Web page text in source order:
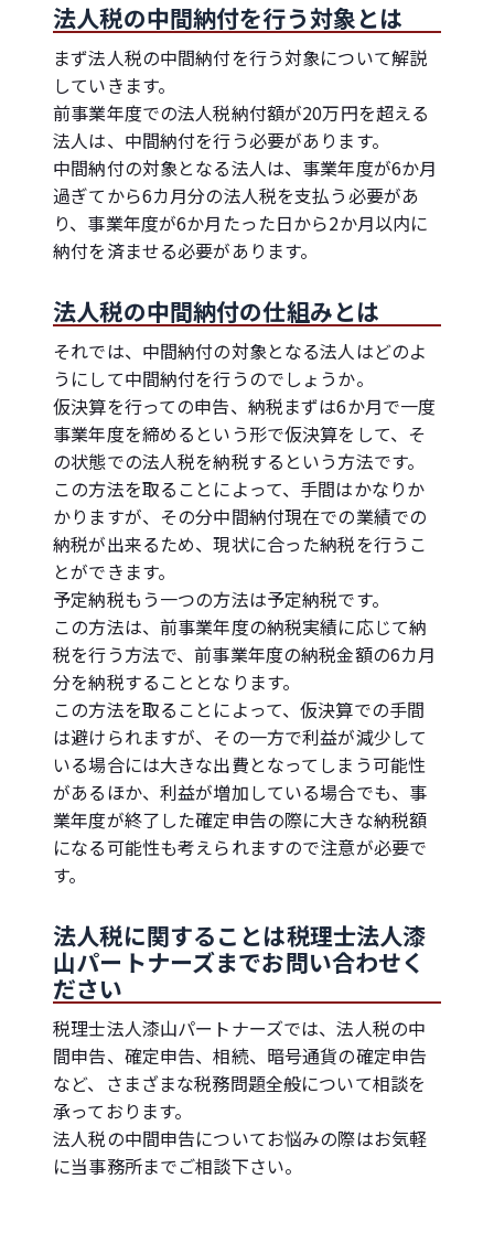
法人税の中間納付を行う対象とは
まず法人税の中間納付を行う対象について解説
していきます。
前事業年度での法人税納付額が20万円を超える
法人は、中間納付を行う必要があります。
中間納付の対象となる法人は、事業年度が6か月
過ぎてから6カ月分の法人税を支払う必要があ
り、事業年度が6か月たった日から2か月以内に
納付を済ませる必要があります。
法人税の中間納付の仕組みとは
それでは、中間納付の対象となる法人はどのよ
うにして中間納付を行うのでしょうか。
仮決算を行っての申告、納税まずは6か月で一度
事業年度を締めるという形で仮決算をして、そ
の状態での法人税を納税するという方法です。
この方法を取ることによって、手間はかなりか
かりますが、その分中間納付現在での業績での
納税が出来るため、現状に合った納税を行うこ
とができます。
予定納税もう一つの方法は予定納税です。
この方法は、前事業年度の納税実績に応じて納
税を行う方法で、前事業年度の納税金額の6カ月
分を納税することとなります。
この方法を取ることによって、仮決算での手間
は避けられますが、その一方で利益が減少して
いる場合には大きな出費となってしまう可能性
があるほか、利益が増加している場合でも、事
業年度が終了した確定申告の際に大きな納税額
になる可能性も考えられますので注意が必要で
す。
法人税に関することは税理士法人漆
山パートナーズまでお問い合わせく
ださい
税理士法人漆山パートナーズでは、法人税の中
間申告、確定申告、相続、暗号通貨の確定申告
など、さまざまな税務問題全般について相談を
承っております。
法人税の中間申告についてお悩みの際はお気軽
に当事務所までご相談下さい。